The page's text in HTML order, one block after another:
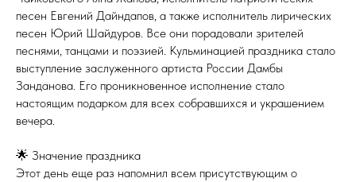
песен Евгений Дайндапов, а также исполнитель лирических
песен Юрий Шайдуров. Все они порадовали зрителей
песнями, танцами и поэзией. Кульминацией праздника стало
выступление заслуженного артиста России Дамбы
Занданова. Его проникновенное исполнение стало
настоящим подарком для всех собравшихся и украшением
вечера.
🌟 Значение праздника
Этот день еще раз напомнил всем присутствующим о